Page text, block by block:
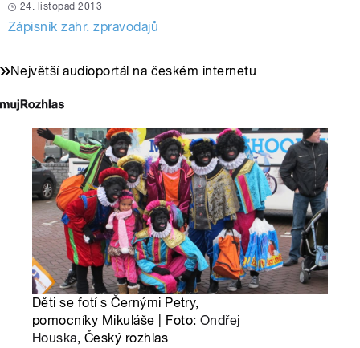
24. listopad 2013
Zápisník zahr. zpravodajů
Největší audioportál na českém internetu
Děti se fotí s Černými Petry,
pomocníky Mikuláše | Foto: Ondřej
Houska, Český rozhlas